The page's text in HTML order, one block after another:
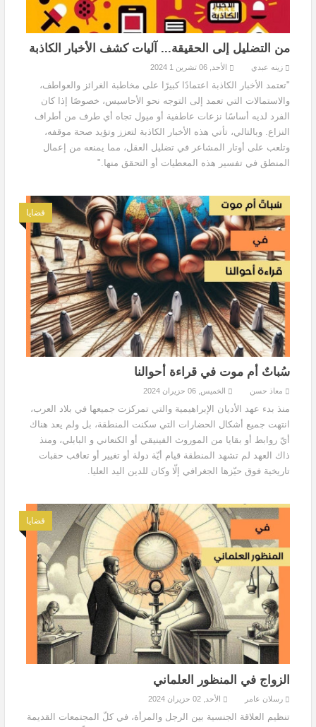
من التضليل إلى الحقيقة... آليات كشف الأخبار الكاذبة
زينه عبدي الأحد, 06 تشرين 1 2024
"تعتمد الأخبار الكاذبة اعتمادًا كبيرًا على مخاطبة الغرائز والعواطف،
والاستمالات التي تعمد إلى التوجه نحو الأحاسيس، خصوصًا إذا كان
الفرد لديه أساسًا نزعات عاطفية أو ميول تجاه أي طرف من أطراف
النزاع. وبالتالي، تأتي هذه الأخبار الكاذبة لتعزز وتؤيد صحة موقفه،
وتلعب على أوتار المشاعر في تضليل العقل، مما يمنعه من إعمال
المنطق في تفسير هذه المعطيات أو التحقق منها."
قضايا
سُباتٌ أم موت في قراءة أحوالنا
معاذ حسن الخميس, 06 حزيران 2024
منذ بدء عهد الأديان الإبراهيمية والتي تمركزت جميعها في بلاد العرب،
انتهت جميع أشكال الحضارات التي سكنت المنطقة، بل ولم يعد هناك
أيّ روابط أو بقايا من الموروث الفينيقي أو الكنعاني و البابلي، ومنذ
ذاك العهد لم تشهد المنطقة قيام أيّة دولة أو تغيير أو تعاقب حقبات
تاريخية فوق حيّزها الجغرافي إلّا وكان للدين اليد العليا.
قضايا
الزواج في المنظور العلماني
رسلان عامر الأحد, 02 حزيران 2024
تنظيم العلاقة الجنسية بين الرجل والمرأة، في كلّ المجتمعات القديمة